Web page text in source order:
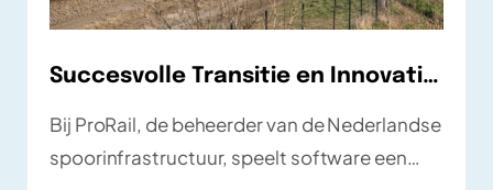
Succesvolle Transitie en Innovatie bij ProRail
Bij ProRail, de beheerder van de Nederlandse
spoorinfrastructuur, speelt software een